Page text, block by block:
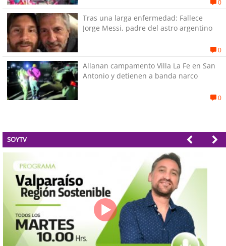
0
Tras una larga enfermedad: Fallece
Jorge Messi, padre del astro argentino
0
Allanan campamento Villa La Fe en San
Antonio y detienen a banda narco
0
SOYTV